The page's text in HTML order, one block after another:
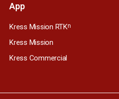
App
Kress Mission RTKn
Kress Mission
Kress Commercial